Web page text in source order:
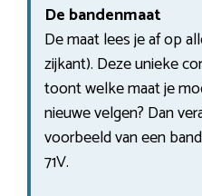
De bandenmaat
De maat lees je af op
zijkant). Deze unieke
toont welke maat je
nieuwe velgen? Dan
voorbeeld van een
71V.